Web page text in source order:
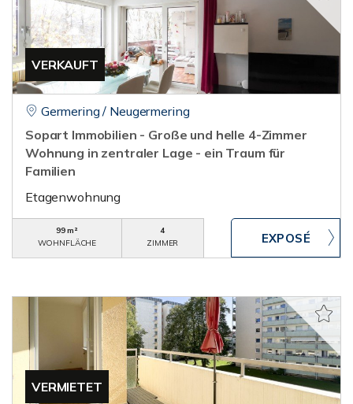
VERKAUFT
Germering / Neugermering
Sopart Immobilien - Große und helle 4-Zimmer
Wohnung in zentraler Lage - ein Traum für
Familien
Etagenwohnung
99 m²
WOHNFLÄCHE
4
ZIMMER
VERMIETET